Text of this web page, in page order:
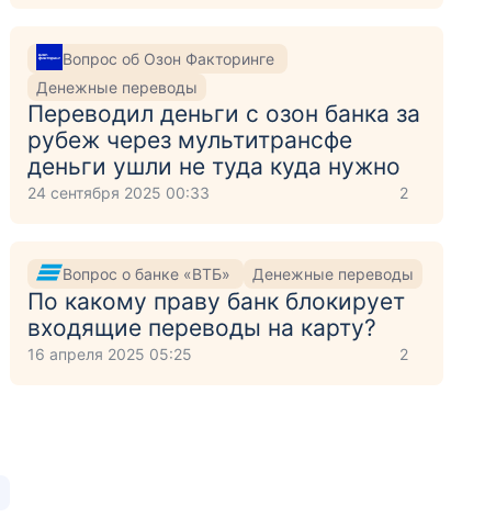
Вопрос об Озон Факторинге
Денежные переводы
Переводил деньги с озон банка за
рубеж через мультитрансфе
деньги ушли не туда куда нужно
24 сентября 2025 00:33 2
Вопрос о банке «ВТБ» Денежные переводы
По какому праву банк блокирует
входящие переводы на карту?
16 апреля 2025 05:25 2